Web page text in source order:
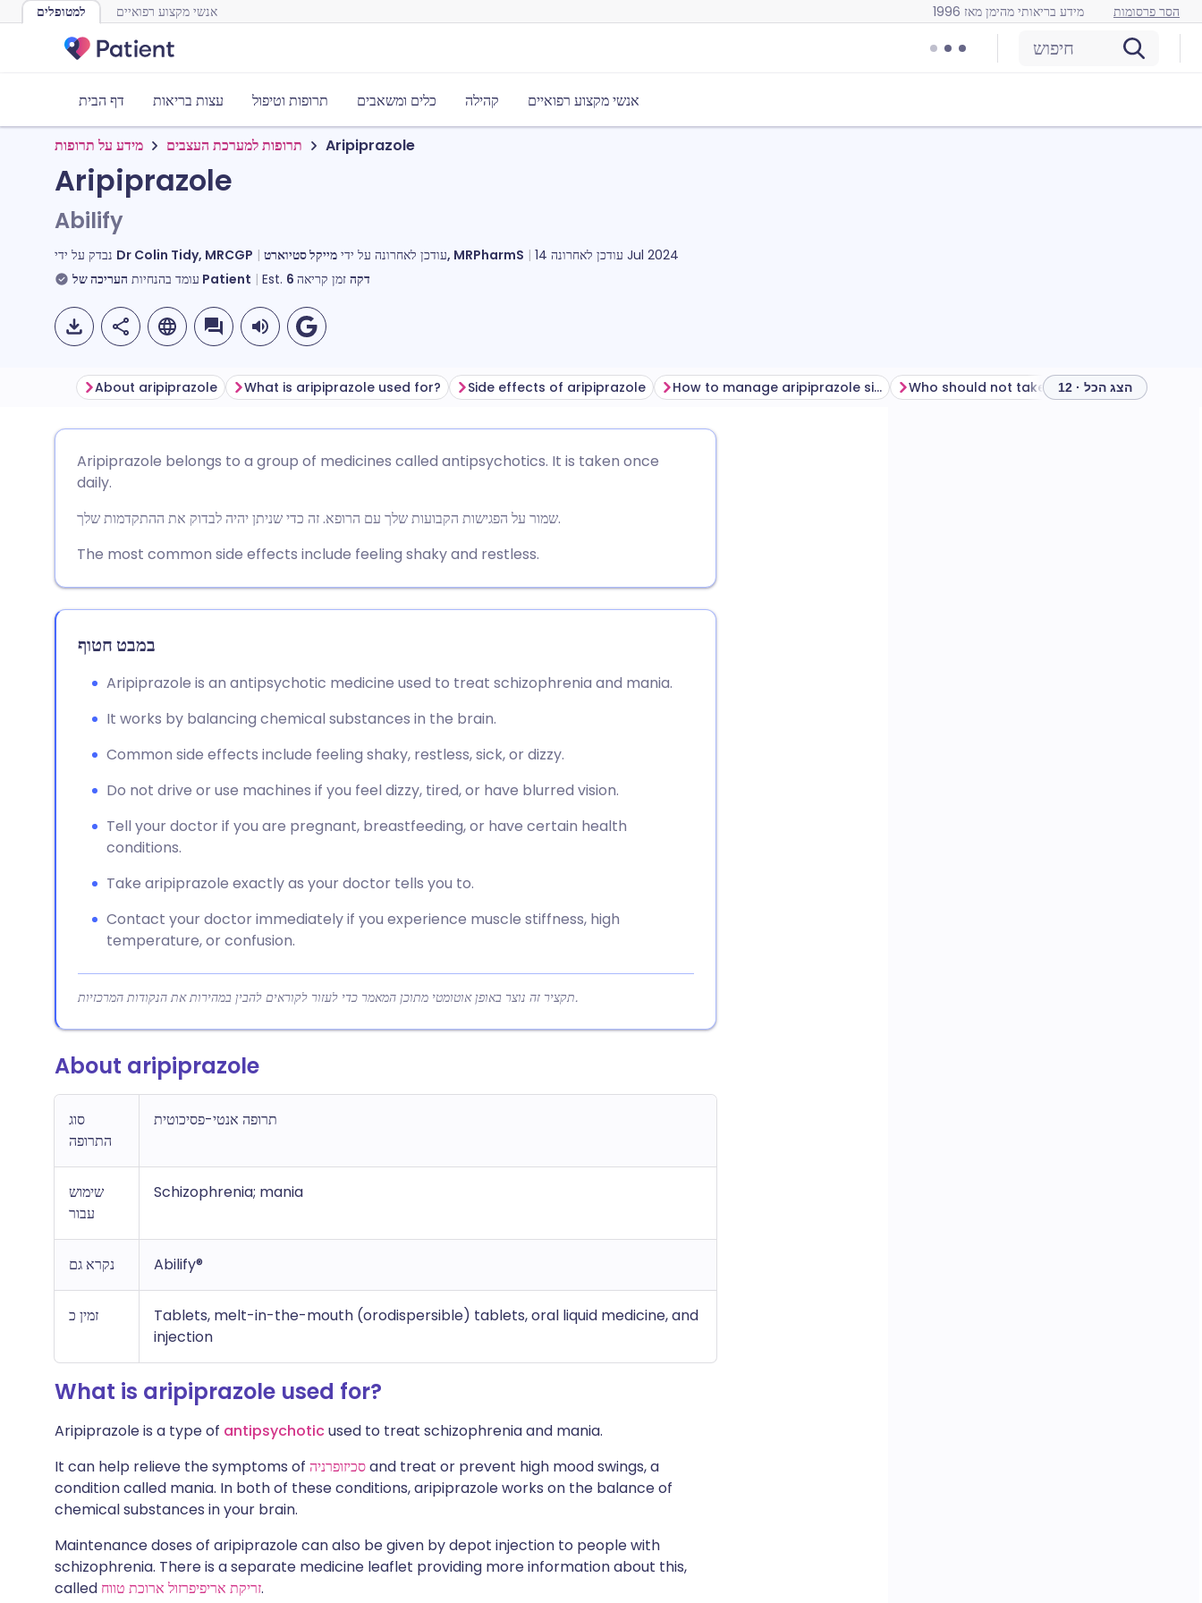
למטופלים אנשי מקצוע רפואיים מידע בריאותי מהימן מאז 1996 הסר פרסומות
חיפוש
דף הבית עצות בריאות תרופות וטיפול כלים ומשאבים קהילה אנשי מקצוע רפואיים
מידע על תרופות תרופות למערכת העצבים Aripiprazole
Aripiprazole
Abilify
Dr Colin Tidy, MRCGP עודכן לאחרונה על ידימייקל סטיוארט, MRPharmS עודכן לאחרונה 14 Jul 2024
עומד בהנחיות העריכה של Patient Est. 6 דקה זמן קריאה
שתף דרך לינקדאין
העתק קישור
🇮🇹 Italiano 🇵🇹 Português
About aripiprazole What is aripiprazole used for? Side effects of aripiprazole How to manage aripiprazole side effects Who should not take aripiprazole? How to הצג הכל · 12
Aripiprazole belongs to a group of medicines called antipsychotics. It is taken once
daily.
שמור על הפגישות הקבועות שלך עם הרופא. זה כדי שניתן יהיה לבדוק את ההתקדמות שלך.
The most common side effects include feeling shaky and restless.
במבט חטוף
Aripiprazole is an antipsychotic medicine used to treat schizophrenia and mania.
It works by balancing chemical substances in the brain.
Common side effects include feeling shaky, restless, sick, or dizzy.
Do not drive or use machines if you feel dizzy, tired, or have blurred vision.
Tell your doctor if you are pregnant, breastfeeding, or have certain health
conditions.
Take aripiprazole exactly as your doctor tells you to.
Contact your doctor immediately if you experience muscle stiffness, high
temperature, or confusion.
תקציר זה נוצר באופן אוטומטי מתוכן המאמר כדי לעזור לקוראים להבין במהירות את הנקודות המרכזיות.
About aripiprazole
סוג
התרופה
תרופה אנטי-פסיכוטית
שימוש
עבור
Schizophrenia; mania
נקרא גם Abilify®
זמין כ
Tablets, melt-in-the-mouth (orodispersible) tablets, oral liquid medicine, and
injection
What is aripiprazole used for?
Aripiprazole is a type of antipsychoticused to treat schizophrenia and mania.
It can help relieve the symptoms of סכיזופרניהand treat or prevent high mood swings, a
condition called mania. In both of these conditions, aripiprazole works on the balance of
chemical substances in your brain.
Maintenance doses of aripiprazole can also be given by depot injection to people with
schizophrenia. There is a separate medicine leaflet providing more information about this,
called זריקת אריפיפרזול ארוכת טווח.